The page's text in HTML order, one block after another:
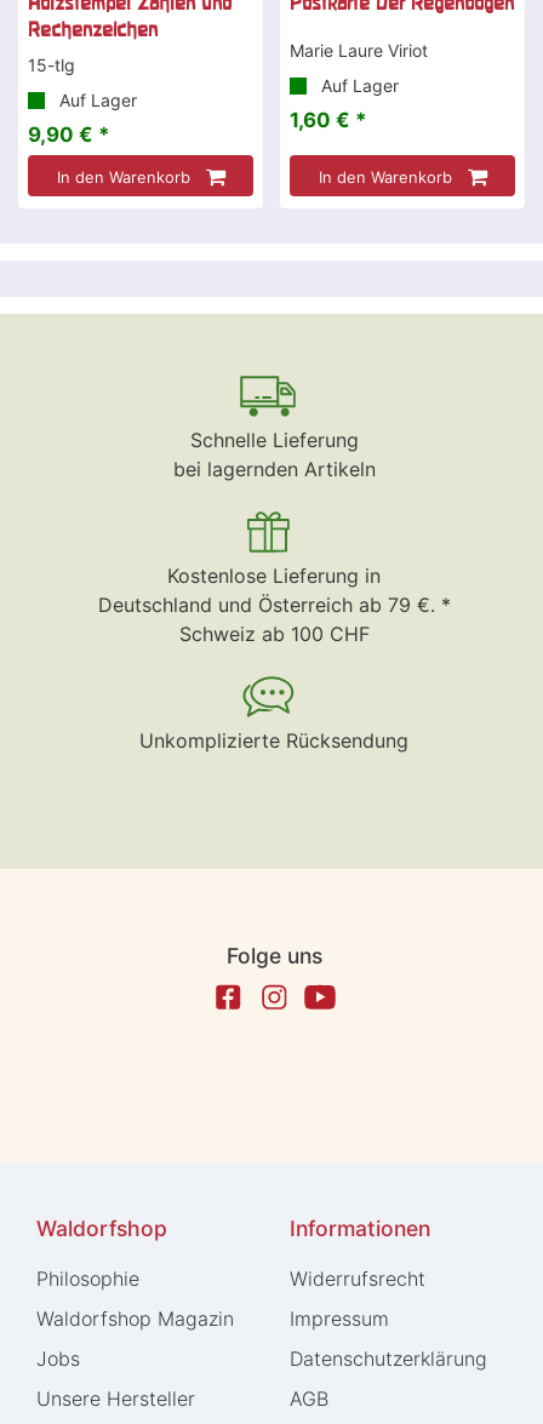
Rechenzeichen
15-tlg
Auf Lager
9,90 € *
In den Warenkorb
Marie Laure Viriot
Auf Lager
1,60 € *
In den Warenkorb
Schnelle Lieferung
bei lagernden Artikeln
Kostenlose Lieferung in
Deutschland und Österreich ab 79 €. *
Schweiz ab 100 CHF
Unkomplizierte Rücksendung
Folge uns
Waldorfshop
Philosophie
Waldorfshop Magazin
Jobs
Unsere Hersteller
Informationen
Widerrufs­recht
Impressum
Daten­schutz­erklärung
AGB